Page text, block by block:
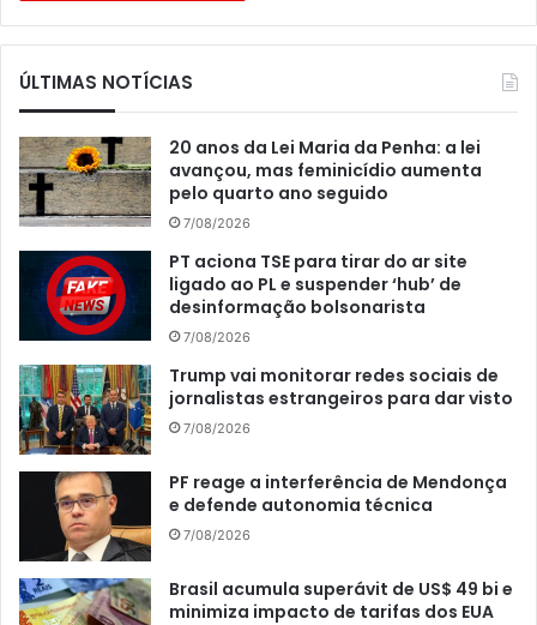
ÚLTIMAS NOTÍCIAS
20 anos da Lei Maria da Penha: a lei
avançou, mas feminicídio aumenta
pelo quarto ano seguido
7/08/2026
PT aciona TSE para tirar do ar site
ligado ao PL e suspender ‘hub’ de
desinformação bolsonarista
7/08/2026
Trump vai monitorar redes sociais de
jornalistas estrangeiros para dar visto
7/08/2026
PF reage a interferência de Mendonça
e defende autonomia técnica
7/08/2026
Brasil acumula superávit de US$ 49 bi e
minimiza impacto de tarifas dos EUA